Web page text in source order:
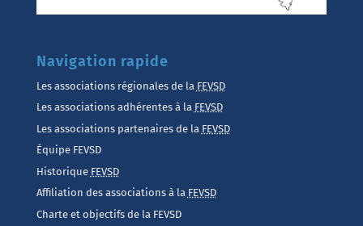
Navigation rapide
Les associations régionales de la FEVSD
Les associations adhérentes à la FEVSD
Les associations partenaires de la FEVSD
Équipe FEVSD
Historique FEVSD
Affiliation des associations à la FEVSD
Charte et objectifs de la FEVSD